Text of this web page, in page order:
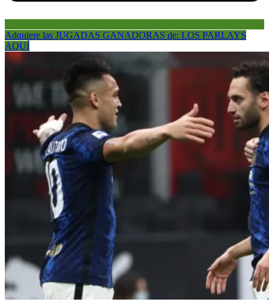
Adquiere las JUGADAS GANADORAS de: LOS PARLAYS
AQUÍ